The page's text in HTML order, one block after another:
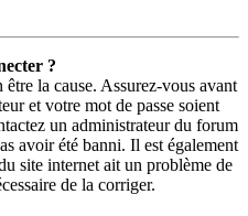
?
la cause. Assurez-vous avant
et votre mot de passe soient
un administrateur du forum
avoir été banni. Il est également
site internet ait un problème de
de la corriger.